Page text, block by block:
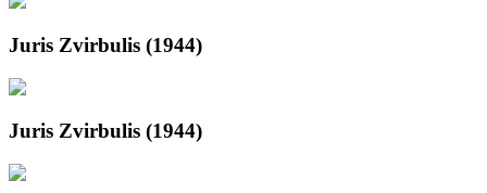
Juris Zvirbulis (1944)
Juris Zvirbulis (1944)